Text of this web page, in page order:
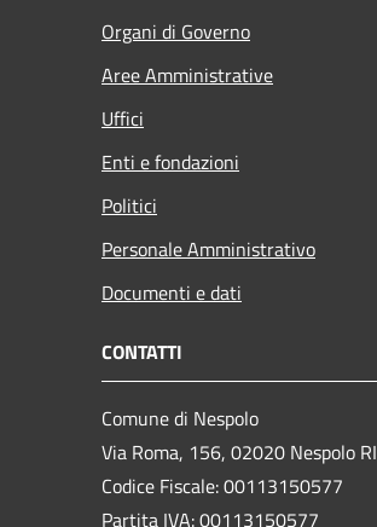
Organi di Governo
Aree Amministrative
Uffici
Enti e fondazioni
Politici
Personale Amministrativo
Documenti e dati
CONTATTI
Comune di Nespolo
Via Roma, 156, 02020 Nespolo RI
Codice Fiscale: 00113150577
Partita IVA: 00113150577